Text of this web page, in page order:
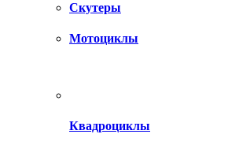
Скутеры
Мотоциклы
Квадроциклы